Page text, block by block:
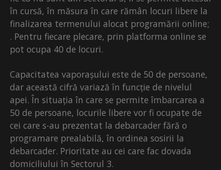
în cursă, în măsura în care rămân locuri libere la
finalizarea termenului alocat programării online;
. Pentru fiecare plecare, prin platforma online se
pot ocupa 40 de locuri.
Capacitatea vaporașului este de 50 de persoane,
dar această cifră variază în funcție de nivelul
apei. În situația în care se permite îmbarcarea a
50 de persoane, locurile libere vor fi ocupate de
cei care s-au prezentat la debarcader fără o
programare prealabilă, în ordinea sosirii la
debarcader. Prioritate au cei care fac dovada
domiciliului în Sectorul 3.